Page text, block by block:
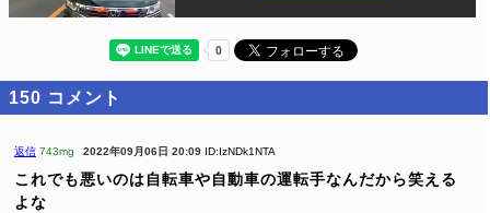
150 コメント
返信 743mg 2022年09月06日 20:09 ID:IzNDk1NTA
これでも悪いのは自転車や自動車の運転手なんだから笑える
よな